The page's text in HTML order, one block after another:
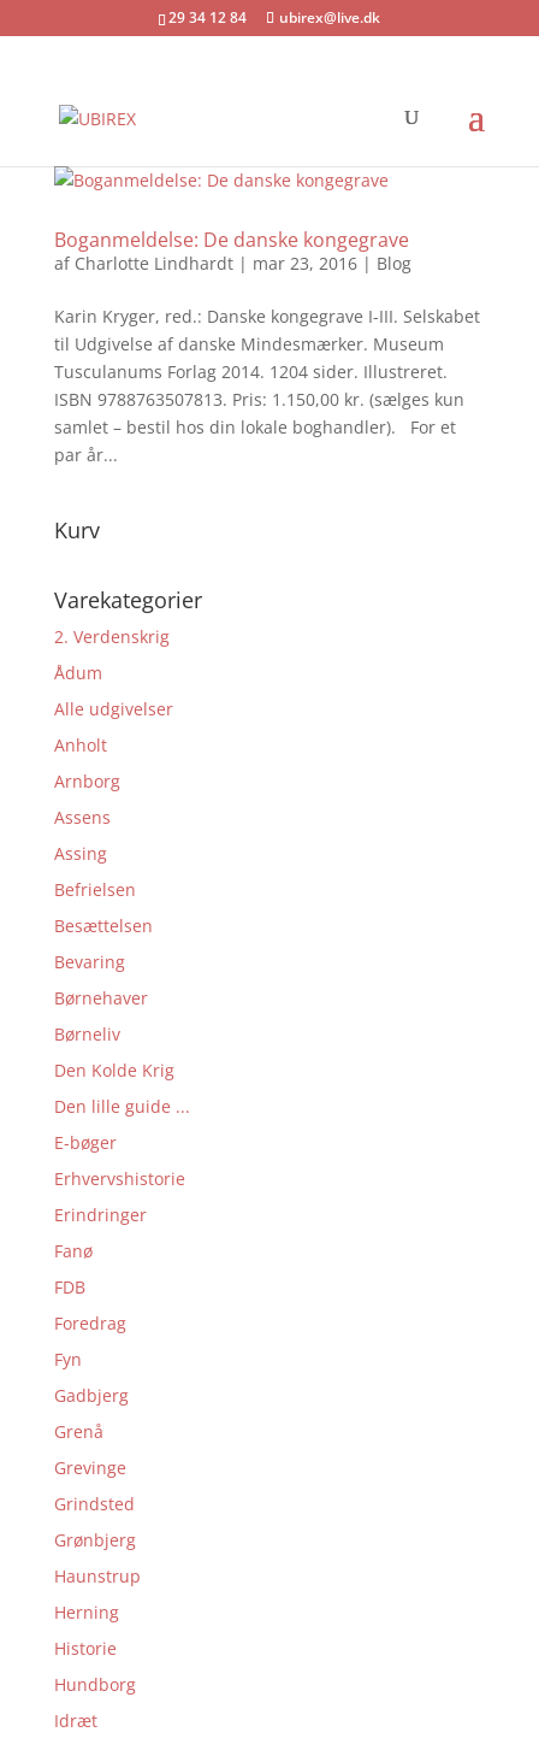
29 34 12 84 ubirex@live.dk
Boganmeldelse: De danske kongegrave
af Charlotte Lindhardt| mar 23, 2016| Blog
Karin Kryger, red.: Danske kongegrave I-III. Selskabet
til Udgivelse af danske Mindesmærker. Museum
Tusculanums Forlag 2014. 1204 sider. Illustreret.
ISBN 97887­63507813. Pris: 1.150,00 kr. (sælges kun
samlet – bestil hos din lokale boghandler). For et
par år...
Kurv
Varekategorier
2. Verdenskrig
Ådum
Alle udgivelser
Anholt
Arnborg
Assens
Assing
Befrielsen
Besættelsen
Bevaring
Børnehaver
Børneliv
Den Kolde Krig
Den lille guide ...
E-bøger
Erhvervshistorie
Erindringer
Fanø
FDB
Foredrag
Fyn
Gadbjerg
Grenå
Grevinge
Grindsted
Grønbjerg
Haunstrup
Herning
Historie
Hundborg
Idræt